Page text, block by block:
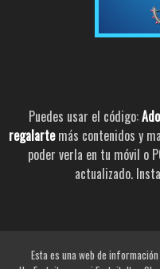
Puedes usar el código:
regalartemás contenidos y
poder verla en tu móvil o
actualizado.
Esta es una web de